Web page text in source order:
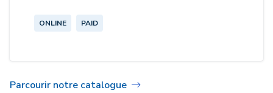
ONLINE PAID
Parcourir notre catalogue